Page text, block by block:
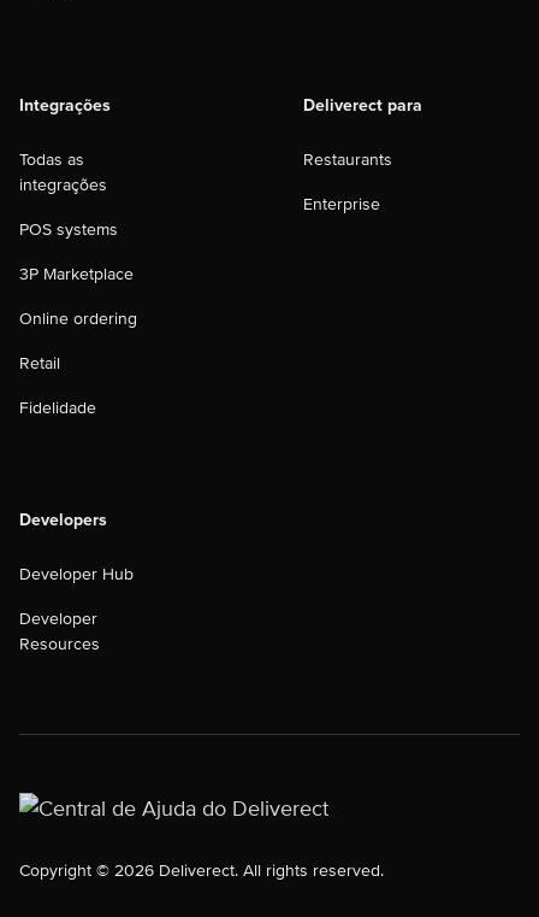
Integrações
Todas as
integrações
POS systems
3P Marketplace
Online ordering
Retail
Fidelidade
Deliverect para
Restaurants
Enterprise
Developers
Developer Hub
Developer
Resources
Copyright © 2026 Deliverect. All rights reserved.